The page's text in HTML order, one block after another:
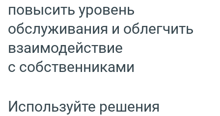
повысить уровень
обслуживания и облегчить
взаимодействие
с собственниками
Используйте решения